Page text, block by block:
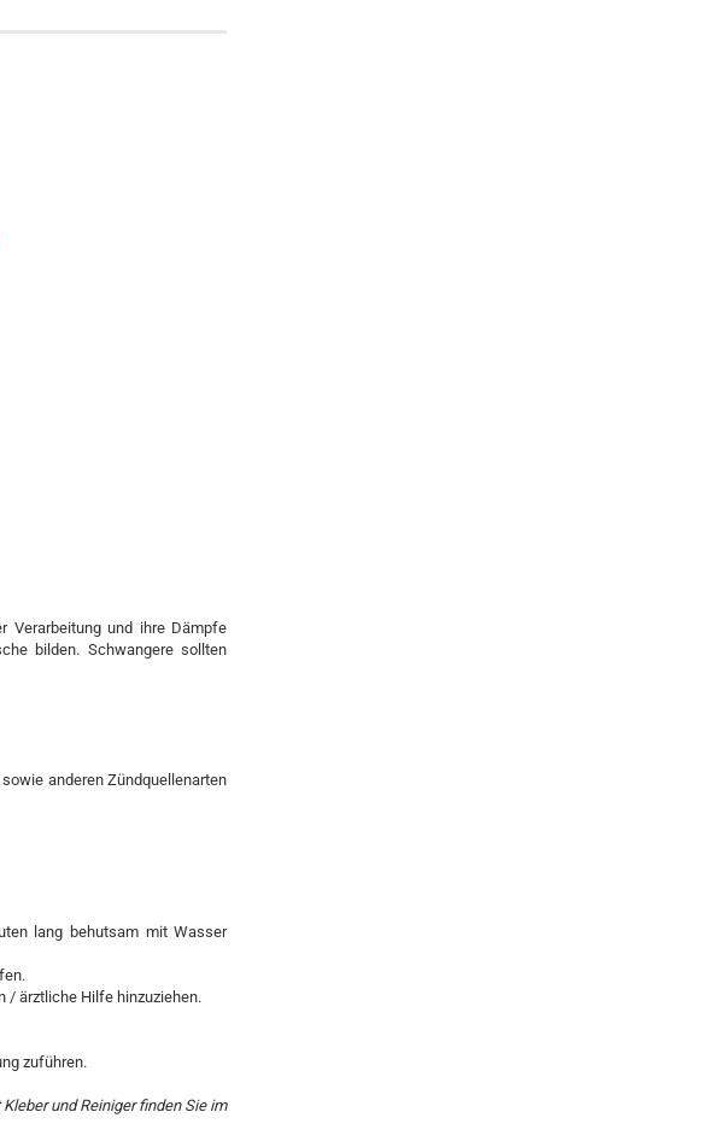
Verarbeitung und ihre Dämpfe
bilden. Schwangere sollten
anderen Zündquellenarten
lang behutsam mit Wasser
/ ärztliche Hilfe hinzuziehen.
zuführen.
und Reiniger finden Sie im